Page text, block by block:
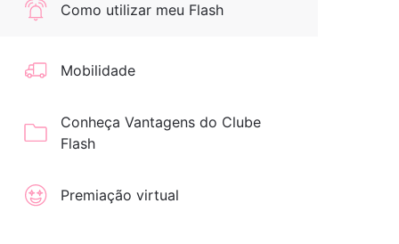
Como utilizar meu Flash
Mobilidade
Conheça Vantagens do Clube
Flash
Premiação virtual